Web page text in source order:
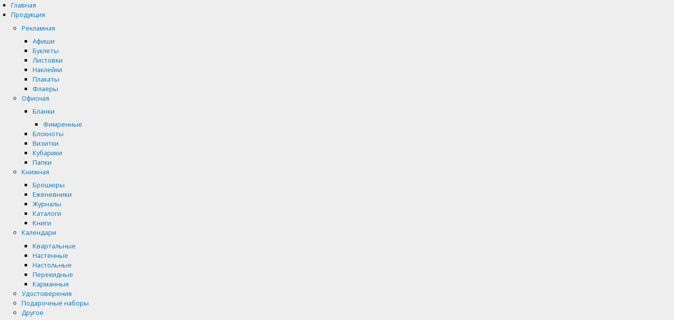
Главная
Продукция
Рекламная
Афиши
Буклеты
Листовки
Наклейки
Плакаты
Флаеры
Офисная
Бланки
Фимренные
Блокноты
Визитки
Кубарики
Папки
Книжная
Брошюры
Еженевники
Журналы
Каталоги
Книги
Календари
Квартальные
Настенные
Настольные
Перекидные
Карманные
Удостоверения
Подарочные наборы
Другое